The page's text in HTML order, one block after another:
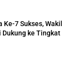
7 Sukses, Wakil
ke Tingkat